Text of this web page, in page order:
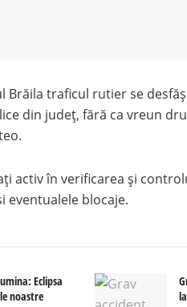
Brăila traficul rutier se
din județ, fără ca vreun
activ în verificarea și
eventualele blocaje.
Eclipsa
noastre